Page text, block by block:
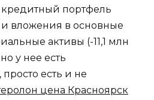
кредитный портфель
вложения в основные
активы (-11,1 млн
у нее есть
есть и не
цена Красноярск